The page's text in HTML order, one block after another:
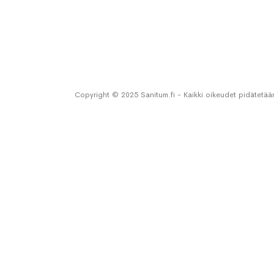
Copyright © 2025 Sanitum.fi - Kaikki oikeudet